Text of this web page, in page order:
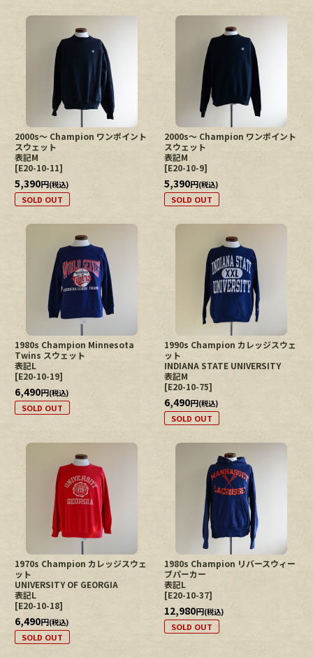
2000s〜 Champion ワンポイント
スウェット
表記M
[E20-10-11]
5,390円(税込)
SOLD OUT
2000s〜 Champion ワンポイント
スウェット
表記M
[E20-10-9]
5,390円(税込)
SOLD OUT
1980s Champion Minnesota
Twins スウェット
表記L
[E20-10-19]
6,490円(税込)
SOLD OUT
1990s Champion カレッジスウェ
ット
INDIANA STATE UNIVERSITY
表記M
[E20-10-75]
6,490円(税込)
SOLD OUT
1970s Champion カレッジスウェ
ット
UNIVERSITY OF GEORGIA
表記L
[E20-10-18]
6,490円(税込)
SOLD OUT
1980s Champion リバースウィー
ブパーカー
表記L
[E20-10-37]
12,980円(税込)
SOLD OUT